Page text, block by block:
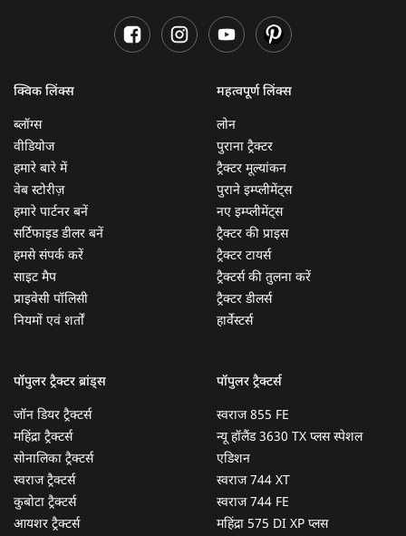
क्विक लिंक्स
ब्लॉग्स
वीडियोज
हमारे बारे में
वेब स्टोरीज़
हमारे पार्टनर बनें
सर्टिफाइड डीलर बनें
हमसे संपर्क करें
साइट मैप
प्राइवेसी पॉलिसी
नियमों एवं शर्तों
महत्वपूर्ण लिंक्स
लोन
पुराना ट्रैक्टर
ट्रैक्टर मूल्यांकन
पुराने इम्प्लीमेंट्स
नए इम्प्लीमेंट्स
ट्रैक्टर की प्राइस
ट्रैक्टर टायर्स
ट्रैक्टर्स की तुलना करें
ट्रैक्टर डीलर्स
हार्वेस्टर्स
पॉपुलर ट्रैक्टर ब्रांड्स
जॉन डियर ट्रैक्टर्स
महिंद्रा ट्रैक्टर्स
सोनालिका ट्रैक्टर्स
स्वराज ट्रैक्टर्स
कुबोटा ट्रैक्टर्स
आयशर ट्रैक्टर्स
पॉपुलर ट्रैक्टर्स
स्वराज 855 FE
न्यू हॉलैंड 3630 TX प्लस स्पेशल
एडिशन
स्वराज 744 XT
स्वराज 744 FE
महिंद्रा 575 DI XP प्लस